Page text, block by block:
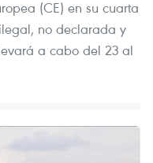
(CE) en su cuarta
no declarada y
a cabo del 23 al